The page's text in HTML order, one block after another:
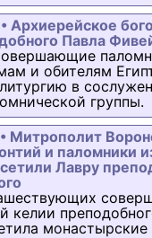
Архиерейское
Павла
и обителям
в
группы.
Митрополит
и паломники
Лавру
келии